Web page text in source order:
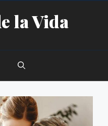
la Vida